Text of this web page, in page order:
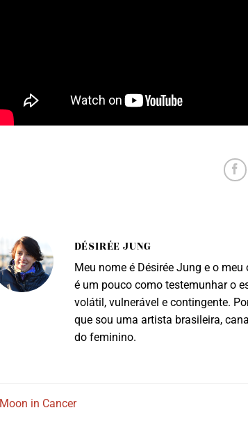
DÉSIRÉE JUNG
Meu nome é Désirée Jung e o
é um pouco como testemunhar o
volátil, vulnerável e contingente.
que sou uma artista brasileira,
do feminino.
Moon in Cancer